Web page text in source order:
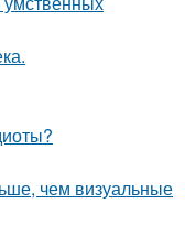
чем визуальные